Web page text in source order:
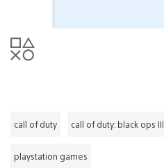
call of duty call of duty: black ops III
playstation games